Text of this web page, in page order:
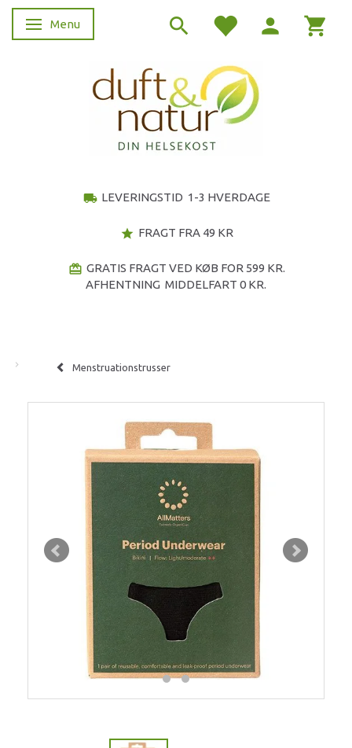
Skifte navigation
Menu
local_shipping LEVERINGSTID 1-3 HVERDAGE
star FRAGT FRA 49 KR
redeem GRATIS FRAGT VED KØB FOR 599 KR.
AFHENTNING MIDDELFART 0 KR.
Menstruationstrusser